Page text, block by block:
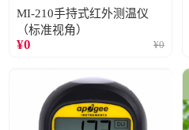
MI-210手持式红外测温仪
（标准视角）
¥0 ¥0